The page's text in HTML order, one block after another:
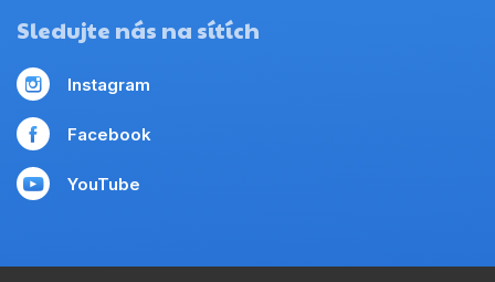
Sledujte nás na sítích
Instagram
Facebook
YouTube